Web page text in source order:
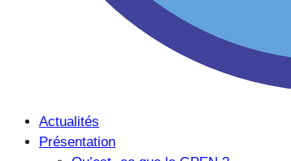
Actualités
Présentation